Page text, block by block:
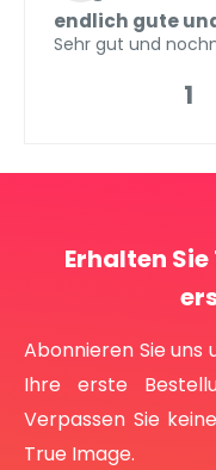
endlich gute
Sehr gut und
1
Erhalten
Abonnieren Sie uns
Ihre erste
Verpassen Sie
True Image.